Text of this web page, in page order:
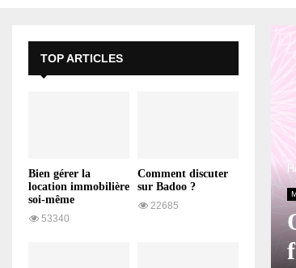
TOP ARTICLES
Bien gérer la
location immobilière
soi-même
53340
Comment discuter
sur Badoo ?
22685